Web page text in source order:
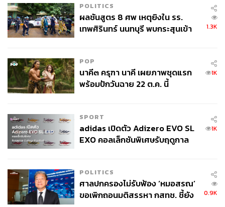
POLITICS
ผลชันสูตร 8 ศพ เหตุยิงใน รร.
เทพศิรินทร์ นนทบุรี พบกระสุนเข้า
1.3K
POP
นาคี๓ ครุฑา นาคี เผยภาพชุดแรก
พร้อมปักวันฉาย 22 ต.ค. นี้
1K
SPORT
adidas เปิดตัว Adizero EVO SL
EXO คอลเล็กชันพิเศษรับฤดูกาล
1K
POLITICS
ศาลปกครองไม่รับฟ้อง ‘หมอสรณ’
ขอเพิกถอนมติสรรหา กสทช. ชี้ยัง
0.9K